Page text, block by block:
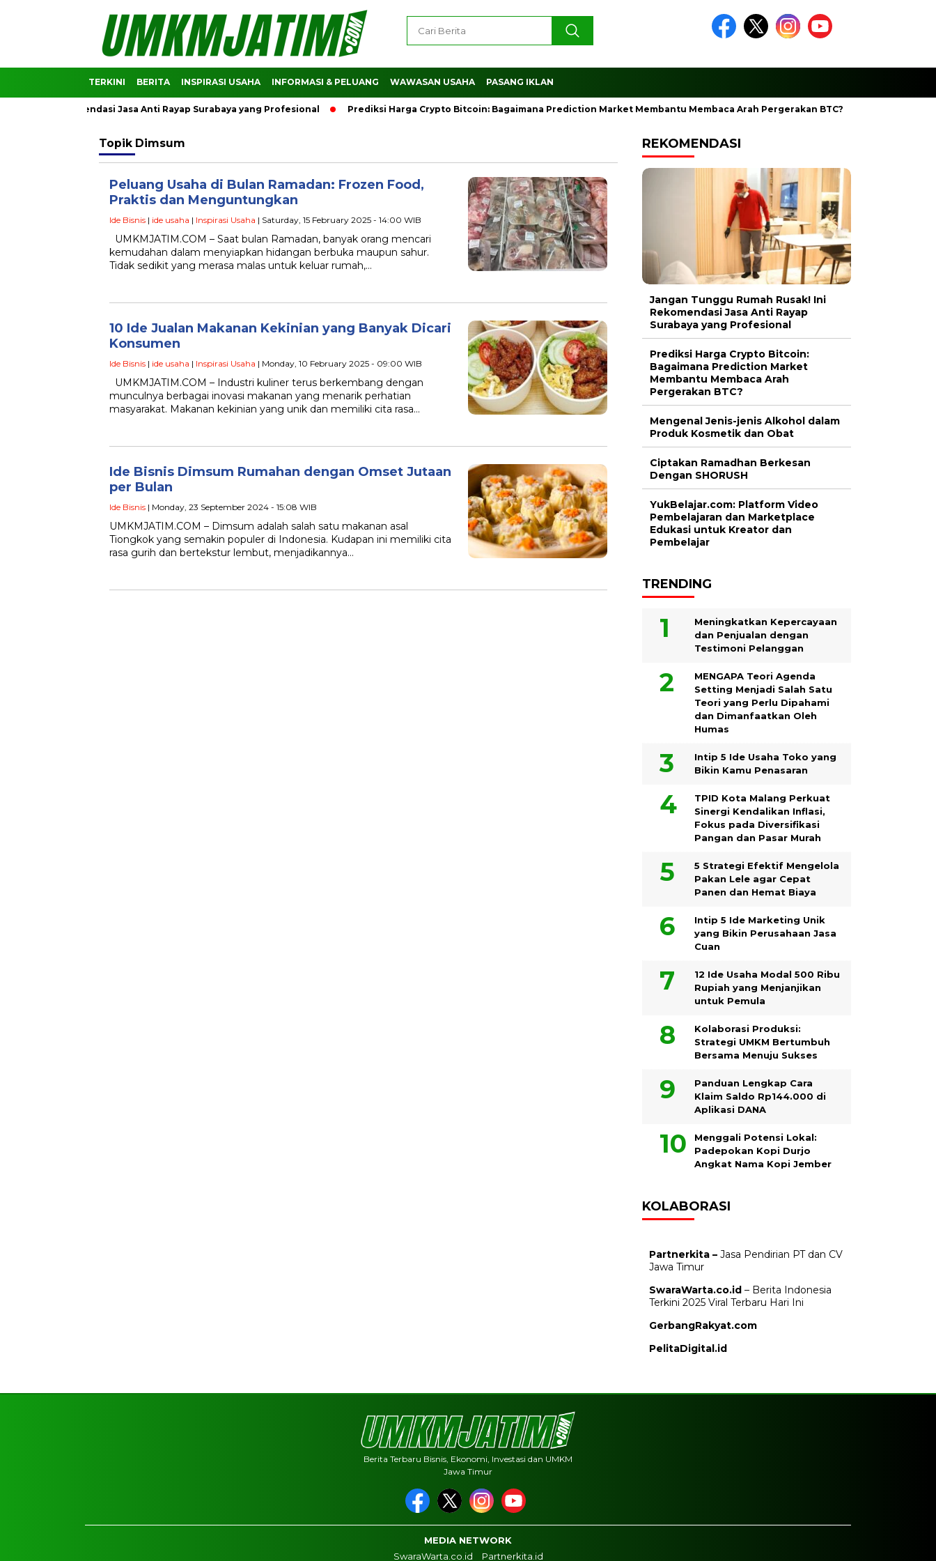
TERKINI BERITA INSPIRASI USAHA INFORMASI & PELUANG WAWASAN USAHA PASANG IKLAN
Ini Rekomendasi Jasa Anti Rayap Surabaya yang Profesional Prediksi Harga Crypto Bitcoin: Bagaimana Prediction Market Membantu Membaca Arah Pergerakan BTC?
Topik Dimsum
Peluang Usaha di Bulan Ramadan: Frozen Food,
Praktis dan Menguntungkan
Ide Bisnis | ide usaha | Inspirasi Usaha | Saturday, 15 February 2025 - 14:00 WIB
UMKMJATIM.COM – Saat bulan Ramadan, banyak orang mencari
kemudahan dalam menyiapkan hidangan berbuka maupun sahur.
Tidak sedikit yang merasa malas untuk keluar rumah,…
10 Ide Jualan Makanan Kekinian yang Banyak Dicari
Konsumen
Ide Bisnis | ide usaha | Inspirasi Usaha | Monday, 10 February 2025 - 09:00 WIB
UMKMJATIM.COM – Industri kuliner terus berkembang dengan
munculnya berbagai inovasi makanan yang menarik perhatian
masyarakat. Makanan kekinian yang unik dan memiliki cita rasa…
Ide Bisnis Dimsum Rumahan dengan Omset Jutaan
per Bulan
Ide Bisnis | Monday, 23 September 2024 - 15:08 WIB
UMKMJATIM.COM – Dimsum adalah salah satu makanan asal
Tiongkok yang semakin populer di Indonesia. Kudapan ini memiliki cita
rasa gurih dan bertekstur lembut, menjadikannya…
REKOMENDASI
Jangan Tunggu Rumah Rusak! Ini
Rekomendasi Jasa Anti Rayap
Surabaya yang Profesional
Prediksi Harga Crypto Bitcoin:
Bagaimana Prediction Market
Membantu Membaca Arah
Pergerakan BTC?
Mengenal Jenis-jenis Alkohol dalam
Produk Kosmetik dan Obat
Ciptakan Ramadhan Berkesan
Dengan SHORUSH
YukBelajar.com: Platform Video
Pembelajaran dan Marketplace
Edukasi untuk Kreator dan
Pembelajar
TRENDING
Meningkatkan Kepercayaan
dan Penjualan dengan
Testimoni Pelanggan
MENGAPA Teori Agenda
Setting Menjadi Salah Satu
Teori yang Perlu Dipahami
dan Dimanfaatkan Oleh
Humas
Intip 5 Ide Usaha Toko yang
Bikin Kamu Penasaran
TPID Kota Malang Perkuat
Sinergi Kendalikan Inflasi,
Fokus pada Diversifikasi
Pangan dan Pasar Murah
5 Strategi Efektif Mengelola
Pakan Lele agar Cepat
Panen dan Hemat Biaya
Intip 5 Ide Marketing Unik
yang Bikin Perusahaan Jasa
Cuan
12 Ide Usaha Modal 500 Ribu
Rupiah yang Menjanjikan
untuk Pemula
Kolaborasi Produksi:
Strategi UMKM Bertumbuh
Bersama Menuju Sukses
Panduan Lengkap Cara
Klaim Saldo Rp144.000 di
Aplikasi DANA
Menggali Potensi Lokal:
Padepokan Kopi Durjo
Angkat Nama Kopi Jember
KOLABORASI
Partnerkita – Jasa Pendirian PT dan CV
Jawa Timur
SwaraWarta.co.id – Berita Indonesia
Terkini 2025 Viral Terbaru Hari Ini
GerbangRakyat.com
PelitaDigital.id
Berita Terbaru Bisnis, Ekonomi, Investasi dan UMKM
Jawa Timur
MEDIA NETWORK
SwaraWarta.co.id
Partnerkita.id